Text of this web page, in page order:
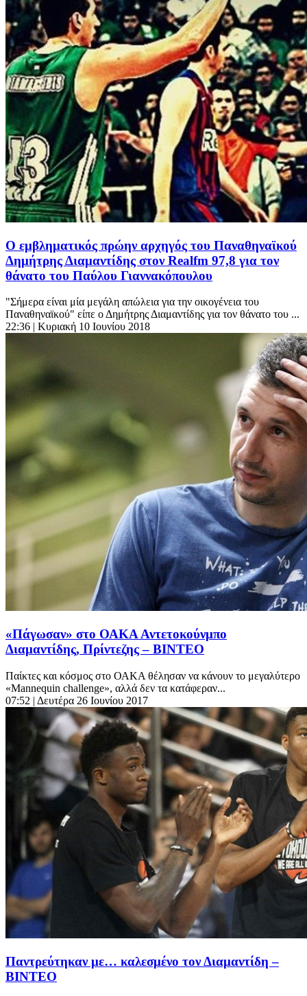
Ο εμβληματικός πρώην αρχηγός του Παναθηναϊκού
Δημήτρης Διαμαντίδης στον Realfm 97,8 για τον
θάνατο του Παύλου Γιαννακόπουλου
"Σήμερα είναι μία μεγάλη απώλεια για την οικογένεια του
Παναθηναϊκού" είπε ο Δημήτρης Διαμαντίδης για τον θάνατο του ...
22:36 | Κυριακή 10 Ιουνίου 2018
«Πάγωσαν» στο ΟΑΚΑ Αντετοκούνμπο
Διαμαντίδης, Πρίντεζης – ΒΙΝΤΕΟ
Παίκτες και κόσμος στο ΟΑΚΑ θέλησαν να κάνουν το μεγαλύτερο
«Mannequin challenge», αλλά δεν τα κατάφεραν...
07:52 | Δευτέρα 26 Ιουνίου 2017
Παντρεύτηκαν με… καλεσμένο τον Διαμαντίδη –
ΒΙΝΤΕΟ